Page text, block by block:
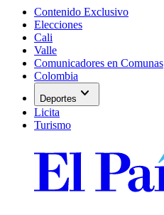
Contenido Exclusivo
Elecciones
Cali
Valle
Comunicadores en Comunas
Colombia
Deportes expand_more
Licita
Turismo